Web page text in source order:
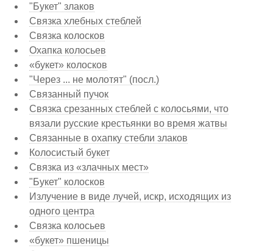
"Букет" злаков
Связка хлебных стеблей
Связка колосков
Охапка колосьев
«букет» колосков
"Через ... не молотят" (посл.)
Связанный пучок
Связка срезанных стеблей с колосьями, что
вязали русские крестьянки во время жатвы
Связанные в охапку стебли злаков
Колосистый букет
Связка из «злачных мест»
"Букет" колосков
Излучение в виде лучей, искр, исходящих из
одного центра
Связка колосьев
«букет» пшеницы